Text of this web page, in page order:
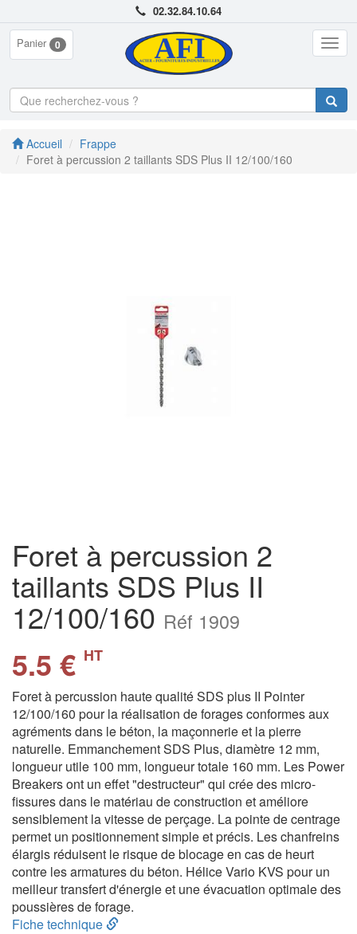
02.32.84.10.64
Panier 0
Accueil
Frappe
Foret à percussion 2 taillants SDS Plus II 12/100/160
Foret à percussion 2
taillants SDS Plus II
12/100/160 Réf 1909
5.5 € HT
Foret à percussion haute qualité SDS plus II Pointer
12/100/160 pour la réalisation de forages conformes aux
agréments dans le béton, la maçonnerie et la pierre
naturelle. Emmanchement SDS Plus, diamètre 12 mm,
longueur utile 100 mm, longueur totale 160 mm. Les Power
Breakers ont un effet "destructeur" qui crée des micro-
fissures dans le matériau de construction et améliore
sensiblement la vitesse de perçage. La pointe de centrage
permet un positionnement simple et précis. Les chanfreins
élargis réduisent le risque de blocage en cas de heurt
contre les armatures du béton. Hélice Vario KVS pour un
meilleur transfert d'énergie et une évacuation optimale des
poussières de forage.
Fiche technique